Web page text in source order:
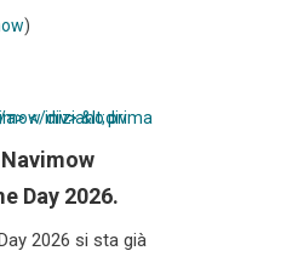
)
Day 2026.
2026 si sta già